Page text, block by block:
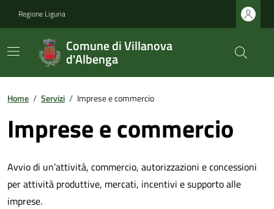
Regione Liguria
Comune di Villanova
d'Albenga
Home / Servizi / Imprese e commercio
Imprese e commercio
Avvio di un’attività, commercio, autorizzazioni e concessioni
per attività produttive, mercati, incentivi e supporto alle
imprese.